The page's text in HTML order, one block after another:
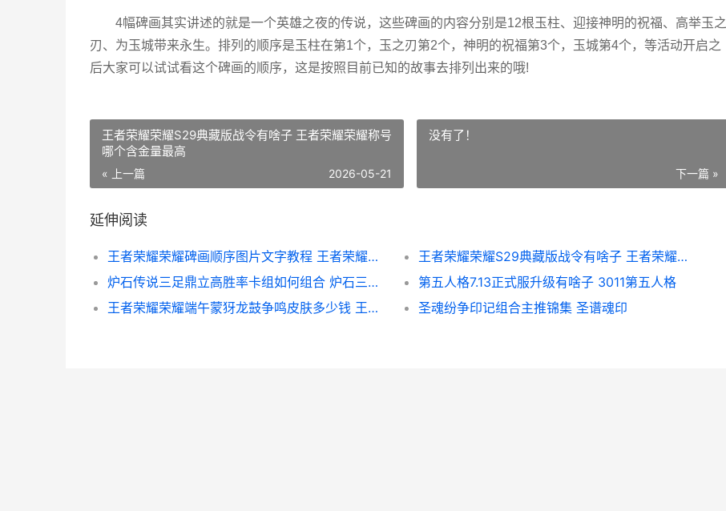
4幅碑画其实讲述的就是一个英雄之夜的传说，这些碑画的内容分别是12根玉柱、迎接神明的祝福、高举玉之
刃、为玉城带来永生。排列的顺序是玉柱在第1个，玉之刃第2个，神明的祝福第3个，玉城第4个，等活动开启之
后大家可以试试看这个碑画的顺序，这是按照目前已知的故事去排列出来的哦!
王者荣耀荣耀S29典藏版战令有啥子 王者荣耀荣耀称号
哪个含金量最高
« 上一篇 2026-05-21
没有了！
下一篇 »
延伸阅读
王者荣耀荣耀碑画顺序图片文字教程 王者荣耀碑墓
王者荣耀荣耀S29典藏版战令有啥子 王者荣耀荣耀称号哪个含金量最高
炉石传说三足鼎立高胜率卡组如何组合 炉石三足鼎立套牌
第五人格7.13正式服升级有啥子 3011第五人格
王者荣耀荣耀端午蒙犽龙鼓争鸣皮肤多少钱 王者荣耀端游叫啥
圣魂纷争印记组合主推锦集 圣谱魂印